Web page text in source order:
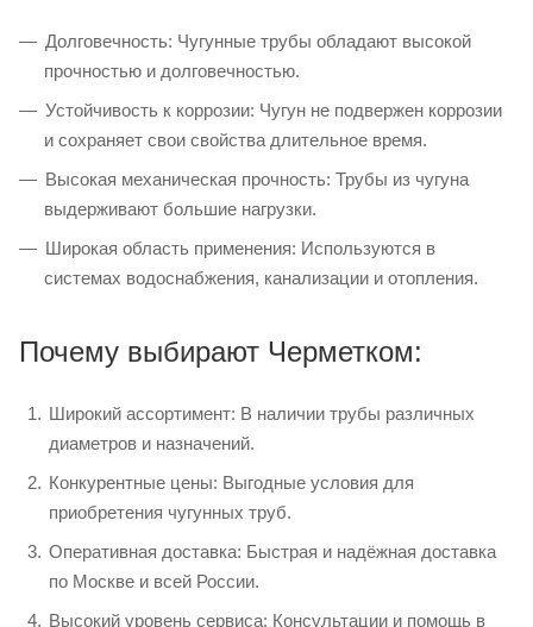
Долговечность: Чугунные трубы обладают высокой
прочностью и долговечностью.
Устойчивость к коррозии: Чугун не подвержен коррозии
и сохраняет свои свойства длительное время.
Высокая механическая прочность: Трубы из чугуна
выдерживают большие нагрузки.
Широкая область применения: Используются в
системах водоснабжения, канализации и отопления.
Почему выбирают Черметком:
Широкий ассортимент: В наличии трубы различных
диаметров и назначений.
Конкурентные цены: Выгодные условия для
приобретения чугунных труб.
Оперативная доставка: Быстрая и надёжная доставка
по Москве и всей России.
Высокий уровень сервиса: Консультации и помощь в